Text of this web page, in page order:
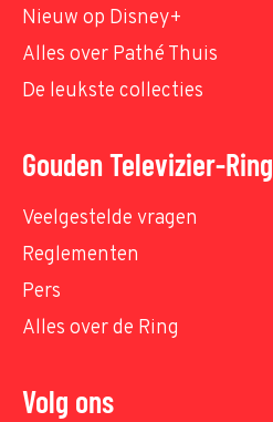
Nieuw op Disney+
Alles over Pathé Thuis
De leukste collecties
Gouden Televizier-Ring
Veelgestelde vragen
Reglementen
Pers
Alles over de Ring
Volg ons